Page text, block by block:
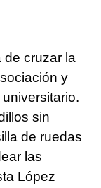
de cruzar la
y
sin
de ruedas
las
López